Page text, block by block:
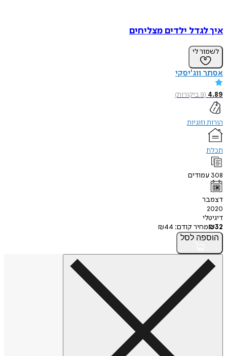
איך לגדל ילדים מצליחים
לשמור לי
אסתר ווג'יסקי
4.89
(
9ביקורות)
הורות וזוגיות
תכלת
308 עמודים
דצמבר
2020
דיגיטלי
₪32 מחיר קודם: ₪44
הוספה לסל